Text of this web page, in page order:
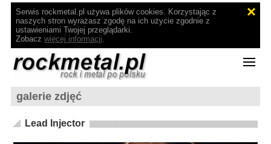
Serwis rockmetal.pl używa plików cookies. Korzystając z
naszych stron wyrażasz zgodę na ich użycie zgodnie z
ustawieniami Twojej przeglądarki.
Zobacz więcej informacji.
galerie zdjęć
Lead Injector